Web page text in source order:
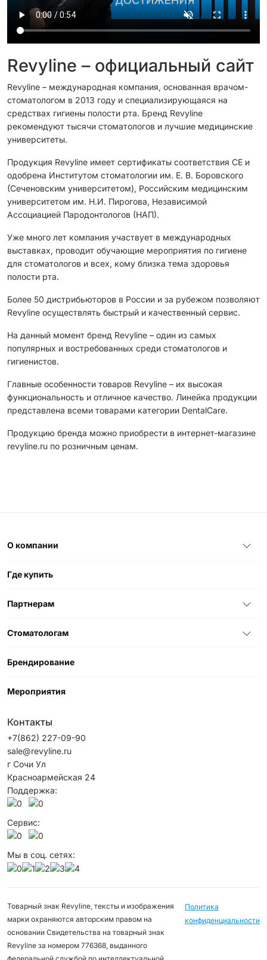
Revyline – официальный сайт
Revyline – международная компания, основанная врачом-
стоматологом в 2013 году и специализирующаяся на
средствах гигиены полости рта. Бренд Revyline
рекомендуют тысячи стоматологов и лучшие медицинские
университеты.
Продукция Revyline имеет сертификаты соответствия CЕ и
одобрена Институтом стоматологии им. Е. В. Боровского
(Сеченовским университетом), Российским медицинским
университетом им. Н.И. Пирогова, Независимой
Ассоциацией Пародонтологов (НАП).
Уже много лет компания участвует в международных
выставках, проводит обучающие мероприятия по гигиене
для стоматологов и всех, кому близка тема здоровья
полости рта.
Более 50 дистрибьюторов в России и за рубежом позволяют
Revyline осуществлять быстрый и качественный сервис.
На данный момент бренд Revyline – один из самых
популярных и востребованных среди стоматологов и
гигиенистов.
Главные особенности товаров Revyline – их высокая
функциональность и отличное качество. Линейка продукции
представлена всеми товарами категории DentalCare.
Продукцию бренда можно приобрести в интернет-магазине
revyline.ru по розничным ценам.
О компании
Где купить
Партнерам
Стоматологам
Брендирование
Мероприятия
Контакты
+7(862) 227-09-90
sale@revyline.ru
г Сочи Ул
Красноармейская 24
Поддержка:
Сервис:
Мы в соц. сетях:
Товарный знак Revyline, тексты и изображения
марки охраняются авторским правом на
основании Свидетельства на товарный знак
Revyline за номером 776368, выданного
Политика
конфиденциальности